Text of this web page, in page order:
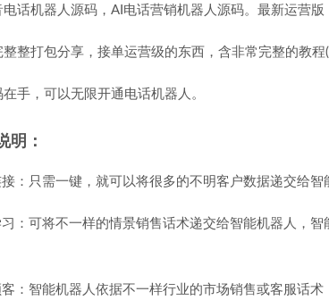
电话机器人源码，AI电话营销机器人源码。最新运营
整打包分享，接单运营级的东西，含非常完整的教程(
在手，可以无限开通电话机器人。
明：
：只需一键，就可以将很多的不明客户数据递交给智
：可将不一样的情景销售话术递交给智能机器人，
：智能机器人依据不一样行业的市场销售或客服话